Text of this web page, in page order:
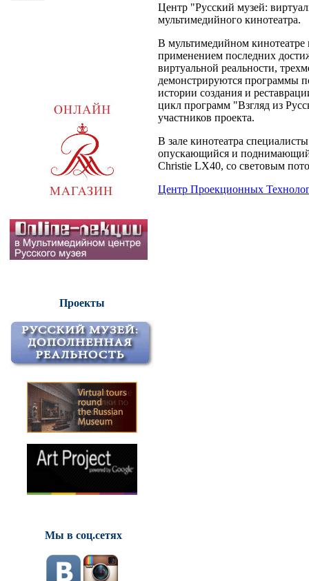
Проекты
Мы в соц.сетях
Центр "Русский музей:
мультимедийного кинотеатра.
В мультимедийном кинотеатре
применением последних
виртуальной реальности,
демонстрируются программы
истории создания и
цикл программ "Взгляд из
участников проекта.
В зале кинотеатра
опускающийся и
Christie LX40, со световым
Центр Проекционных